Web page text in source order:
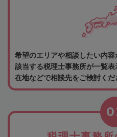
希望のエリアや相談したい内容
該当する税理士事務所が一覧
在地などで相談先をご検討くだ